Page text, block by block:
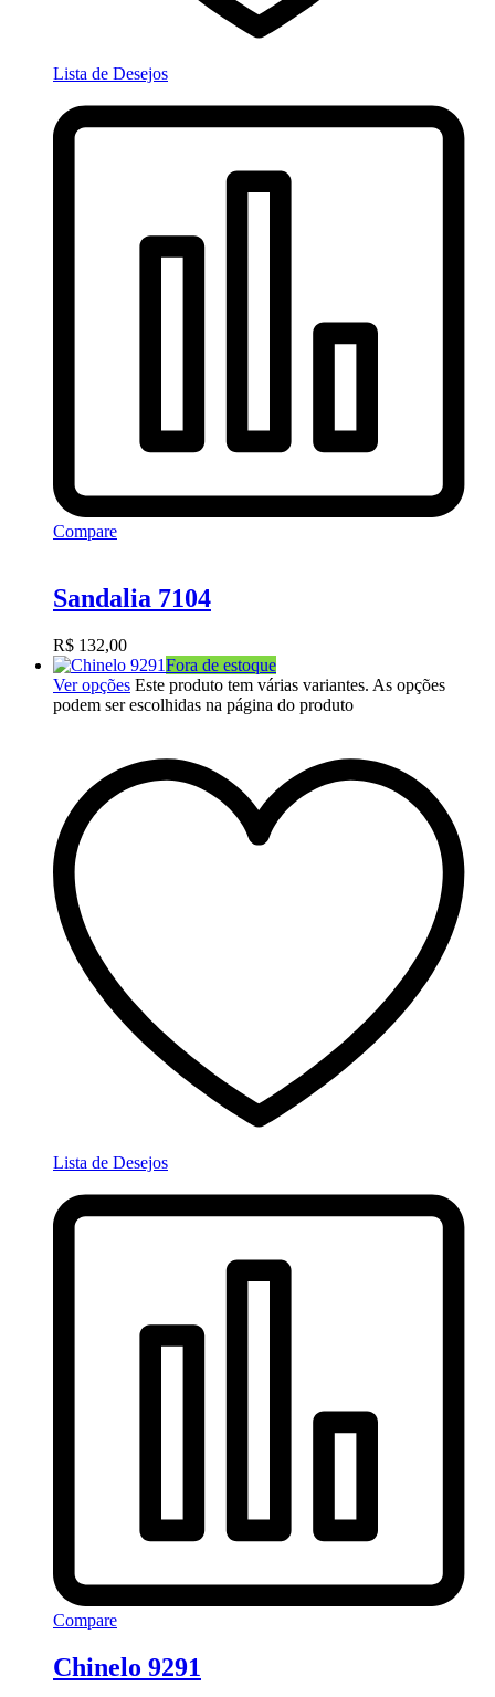
Lista de Desejos
Compare
Sandalia 7104
R$ 132,00
Fora de estoque
Ver opções Este produto tem várias variantes. As opções
podem ser escolhidas na página do produto
Lista de Desejos
Compare
Chinelo 9291